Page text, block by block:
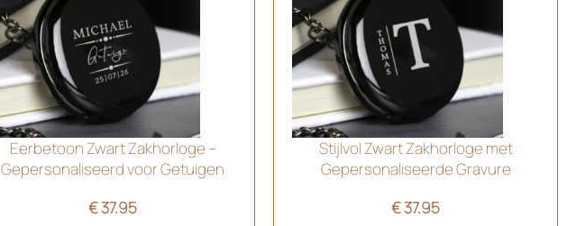
Eerbetoon Zwart Zakhorloge –
Gepersonaliseerd voor Getuigen
€37.95
Stijlvol Zwart Zakhorloge met
Gepersonaliseerde Gravure
€37.95